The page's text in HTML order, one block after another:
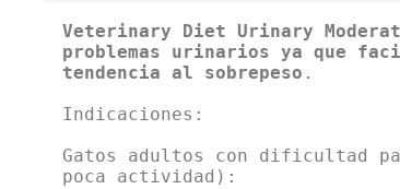
Veterinary Diet Urinary
problemas urinarios ya que
tendencia al sobrepeso .
Indicaciones:
Gatos adultos con dificultad
poca actividad):